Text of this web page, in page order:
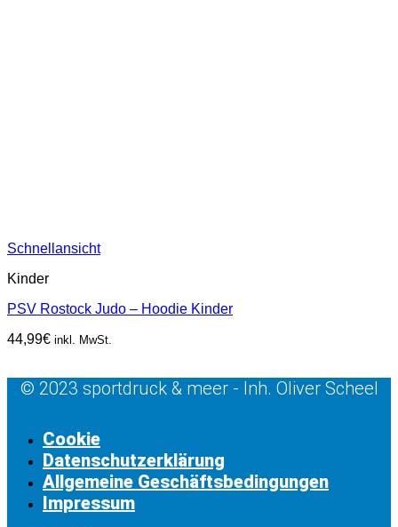
Schnellansicht
Kinder
PSV Rostock Judo – Hoodie Kinder
44,99€ inkl. MwSt.
© 2023 sportdruck & meer - Inh. Oliver Scheel
Cookie
Datenschutzerklärung
Allgemeine Geschäftsbedingungen
Impressum